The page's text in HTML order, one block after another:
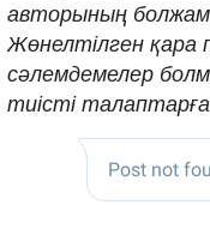
авторының
Жөнелтілген
сәлемдемелер
тиісті талаптарға